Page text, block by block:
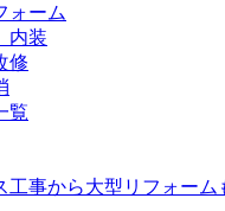
ォーム
内装
修
覧
工事から大型リフォーム